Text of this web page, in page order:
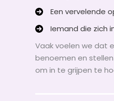
Een vervelende
Iemand die zich
Vaak voelen we dat
benoemen en
om in te grijpen te